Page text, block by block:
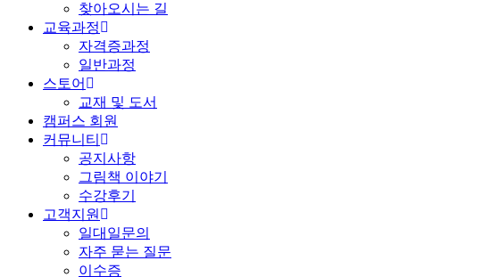
찾아오시는 길
교육과정
자격증과정
일반과정
스토어
교재 및 도서
캠퍼스 회원
커뮤니티
공지사항
그림책 이야기
수강후기
고객지원
일대일문의
자주 묻는 질문
이수증